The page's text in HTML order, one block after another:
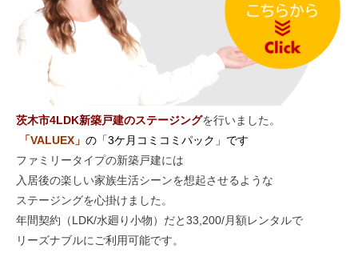
茨木市4LDK新築戸建のステージングを行いました。
「VALUEX 」 の「3ケ月コミコミパック」です
ファミリータイプの新築戸建には
入居後の楽しい家族生活シーンを想起させるような
ステージングを心掛けました。
年間契約（LDK/水廻り小物）だと33,200/月額レンタルで
リーズナブルにご利用可能です。